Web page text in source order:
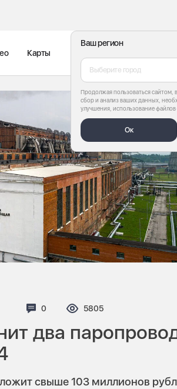
Ваш регион
Выберите город
Продолжая пользоваться сайтом,
сбор и анализ ваших данных,
улучшения, использование файлов
Ок
Карты
Комментариев:
0 Просмотров:
5805
два
свыше 103 миллионов